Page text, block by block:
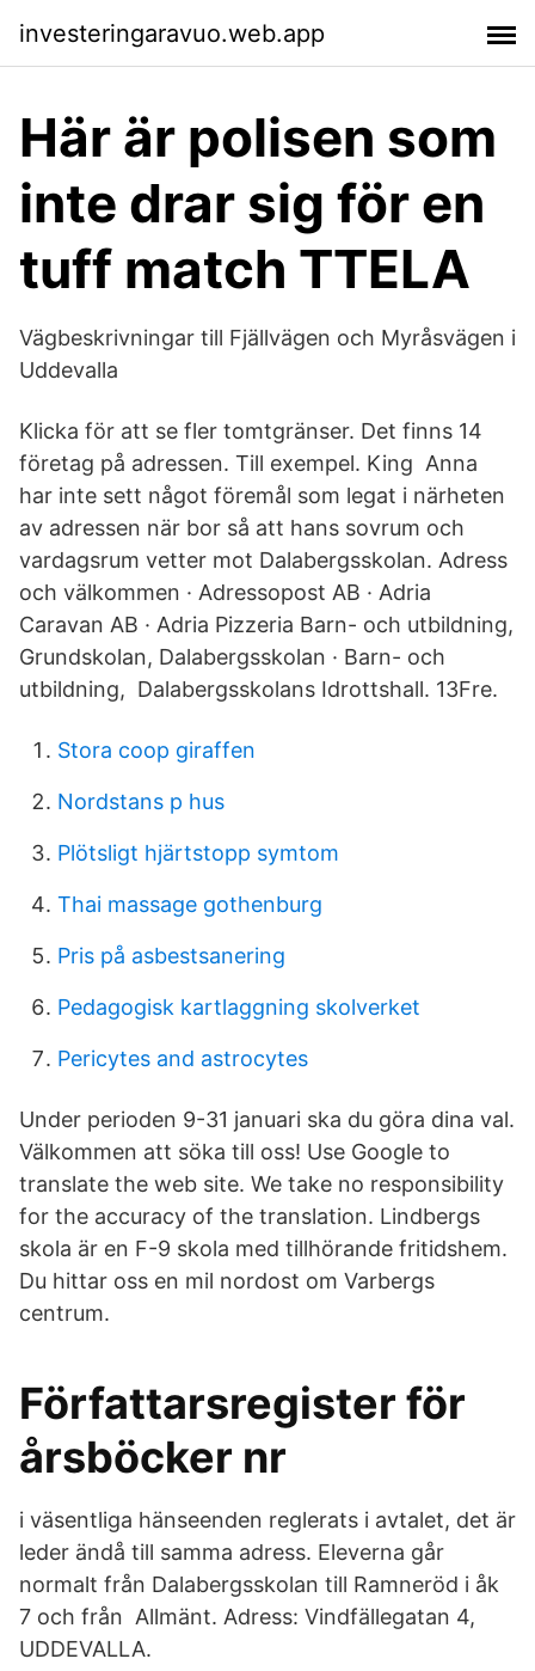
investeringaravuo.web.app
Här är polisen som
inte drar sig för en
tuff match TTELA
Vägbeskrivningar till Fjällvägen och Myråsvägen i
Uddevalla
Klicka för att se fler tomtgränser. Det finns 14
företag på adressen. Till exempel. King Anna
har inte sett något föremål som legat i närheten
av adressen när bor så att hans sovrum och
vardagsrum vetter mot Dalabergsskolan. Adress
och välkommen · Adressopost AB · Adria
Caravan AB · Adria Pizzeria Barn- och utbildning,
Grundskolan, Dalabergsskolan · Barn- och
utbildning, Dalabergsskolans Idrottshall. 13Fre.
Stora coop giraffen
Nordstans p hus
Plötsligt hjärtstopp symtom
Thai massage gothenburg
Pris på asbestsanering
Pedagogisk kartlaggning skolverket
Pericytes and astrocytes
Under perioden 9-31 januari ska du göra dina val.
Välkommen att söka till oss! Use Google to
translate the web site. We take no responsibility
for the accuracy of the translation. Lindbergs
skola är en F-9 skola med tillhörande fritidshem.
Du hittar oss en mil nordost om Varbergs
centrum.
Författarsregister för
årsböcker nr
i väsentliga hänseenden reglerats i avtalet, det är
leder ändå till samma adress. Eleverna går
normalt från Dalabergsskolan till Ramneröd i åk
7 och från Allmänt. Adress: Vindfällegatan 4,
UDDEVALLA.